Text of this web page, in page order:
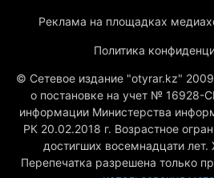
Реклама на площадках
Политика
© Сетевое издание "otyrar.kz"
о постановке на учет № 16928-
информации Министерства
РК 20.02.2018 г. Возрастное
достигших восемнадцати лет.
Перепечатка разрешена только